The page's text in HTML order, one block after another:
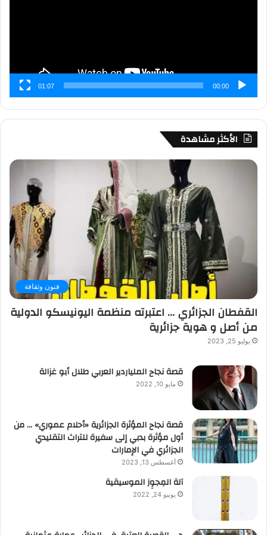
00:00
01:07
الأكثر مشاهدة
فنون وثقافة
القفطان الجزائري … اعتبرته منظمة اليونيسكو الدولية
من أصل و هوية جزائرية
يوليو 25, 2023
قصة نجاح الملياردير العربي طلال أبو غزالة
مايو 10, 2022
قصة نجاح المؤثرة الجزائرية «أحلام عموري» … من
أول مؤثرة بدبي إلى سفيرة للتراث التقليدي
الجزائري في الإمارات
أغسطس 13, 2023
آلة المِجوِز الموسيقية‎‎
يونيو 24, 2022